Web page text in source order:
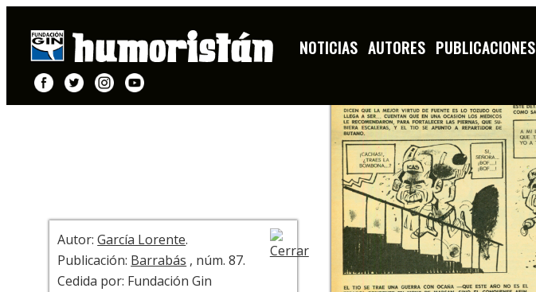
NOTICIAS AUTORES PUBLICACIONES
+ INFO
Autor:García Lorente.
Publicación: Barrabás , núm. 87.
Cedida por: Fundación Gin